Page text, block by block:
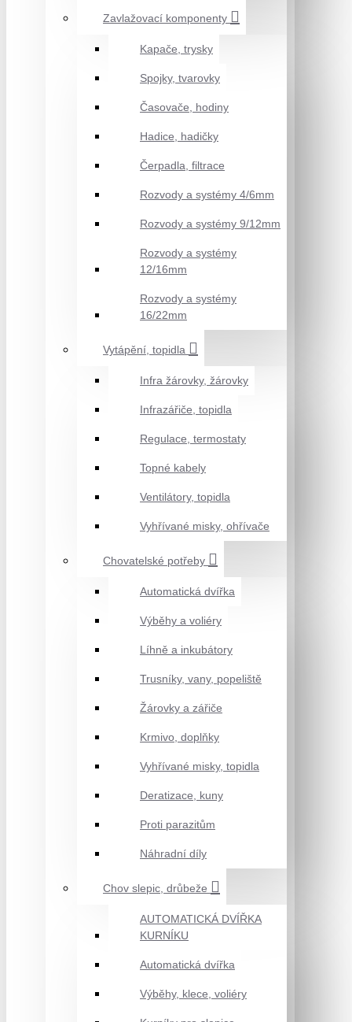
Zavlažovací komponenty
Kapače, trysky
Spojky, tvarovky
Časovače, hodiny
Hadice, hadičky
Čerpadla, filtrace
Rozvody a systémy 4/6mm
Rozvody a systémy 9/12mm
Rozvody a systémy
12/16mm
Rozvody a systémy
16/22mm
Vytápění, topidla
Infra žárovky, žárovky
Infrazářiče, topidla
Regulace, termostaty
Topné kabely
Ventilátory, topidla
Vyhřívané misky, ohřívače
Chovatelské potřeby
Automatická dvířka
Výběhy a voliéry
Líhně a inkubátory
Trusníky, vany, popeliště
Žárovky a zářiče
Krmivo, doplňky
Vyhřívané misky, topidla
Deratizace, kuny
Proti parazitům
Náhradní díly
Chov slepic, drůbeže
AUTOMATICKÁ DVÍŘKA
KURNÍKU
Automatická dvířka
Výběhy, klece, voliéry